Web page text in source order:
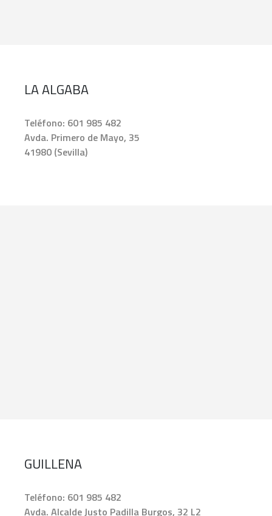
LA ALGABA
Teléfono: 601 985 482
Avda. Primero de Mayo, 35
41980 (Sevilla)
GUILLENA
Teléfono: 601 985 482
Avda. Alcalde Justo Padilla Burgos, 32 L2